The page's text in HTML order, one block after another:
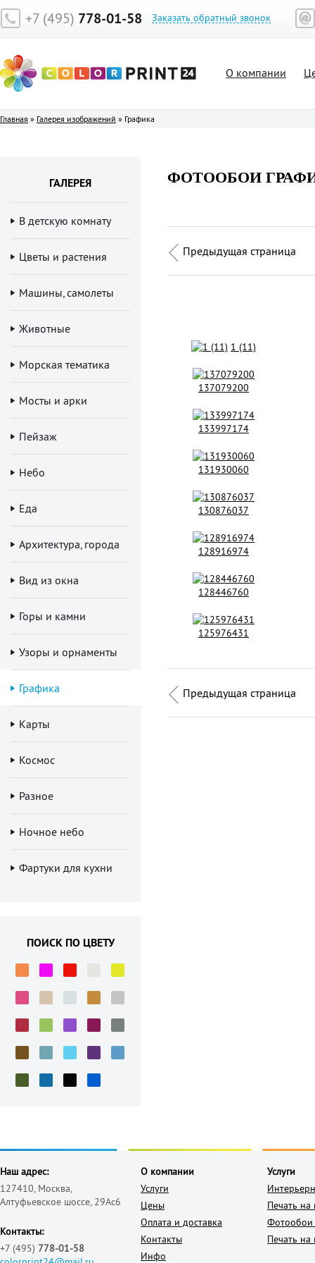
+7 (495) 778-01-58 Заказать обратный звонок
О компании
Главная » Галерея изображений » Графика
ГАЛЕРЕЯ
В детскую комнату
Цветы и растения
Машины, самолеты
Животные
Морская тематика
Мосты и арки
Пейзаж
Небо
Еда
Архитектура, города
Вид из окна
Горы и камни
Узоры и орнаменты
Графика
Карты
Космос
Разное
Ночное небо
Фартуки для кухни
ПОИСК ПО ЦВЕТУ
ФОТООБОИ
Предыдущая страница
1 (11)
137079200
133997174
131930060
130876037
128916974
128446760
125976431
Предыдущая страница
Наш адрес:
127410, Москва,
Алтуфьевское шоссе, 29Ас6
Контакты:
+7 (495) 778-01-58
О компании
Услуги
Цены
Оплата и доставка
Контакты
Инфо
Услуги
Печать на
Фотообои
Печать на